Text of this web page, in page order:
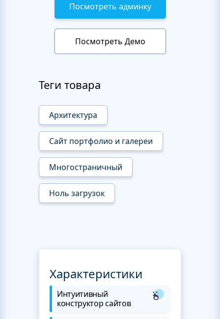
Посмотреть админку
Посмотреть Демо
Теги товара
Архитектура
Сайт портфолио и галереи
Многостраничный
Ноль загрузок
Характеристики
Интуитивный
конструктор сайтов